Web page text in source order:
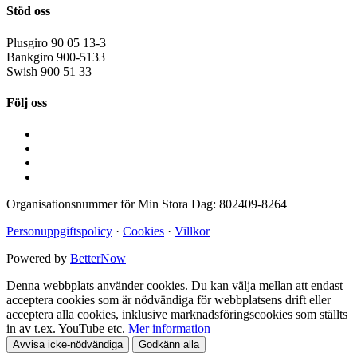
Stöd oss
Plusgiro 90 05 13-3
Bankgiro 900-5133
Swish 900 51 33
Följ oss
Organisationsnummer för Min Stora Dag: 802409-8264
Personuppgiftspolicy · Cookies · Villkor
Powered by BetterNow
Denna webbplats använder cookies. Du kan välja mellan att endast
acceptera cookies som är nödvändiga för webbplatsens drift eller
acceptera alla cookies, inklusive marknadsföringscookies som ställts
in av t.ex. YouTube etc. Mer information
Avvisa icke-nödvändiga Godkänn alla